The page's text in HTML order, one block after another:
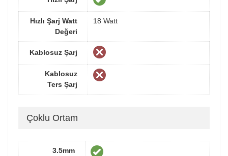
Hızlı Şarj Watt
Değeri
18 Watt
Kablosuz Şarj
Kablosuz
Ters Şarj
Çoklu Ortam
3.5mm